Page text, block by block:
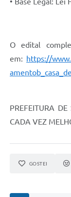
O edital
em: https://
PREFEITURA
CADA VEZ
GOSTEI